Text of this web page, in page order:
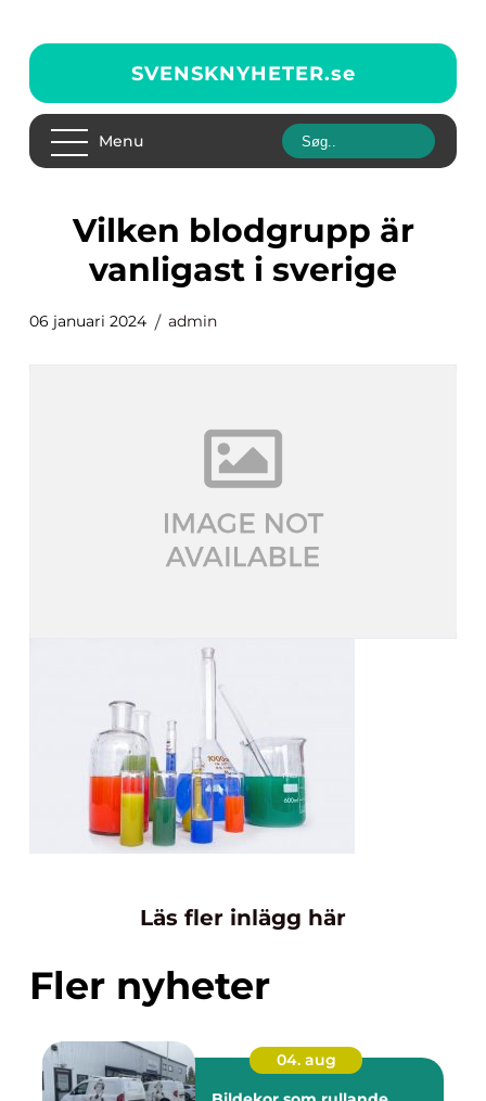
SVENSKNYHETER.se
Menu
vilken blodgrupp är
vanligast i sverige
06 januari 2024 admin
Läs fler inlägg här
Fler nyheter
04. aug